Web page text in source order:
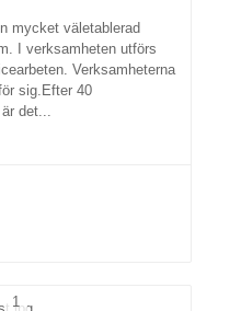
mycket väletablerad
I verksamheten utförs
Verksamheterna
sig.Efter 40
det...
1